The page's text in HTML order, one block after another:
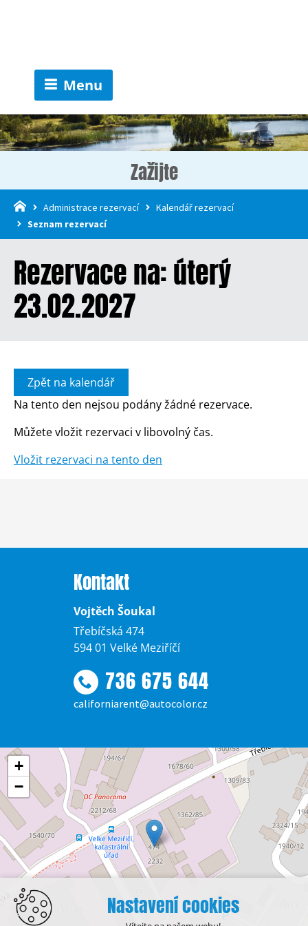
Menu
Zažijte
Administrace rezervací
Kalendář rezervací
Seznam rezervací
Rezervace na: úterý
23.02.2027
Zpět na kalendář
Na tento den nejsou podány žádné rezervace.
Můžete vložit rezervaci v libovolný čas.
Vložit rezervaci na tento den
Kontakt
Vojtěch Šoukal
Třebíčská 474
594 01 Velké Meziříčí
736 675 644
californiarent@autocolor.cz
+
−
Nastavení cookies